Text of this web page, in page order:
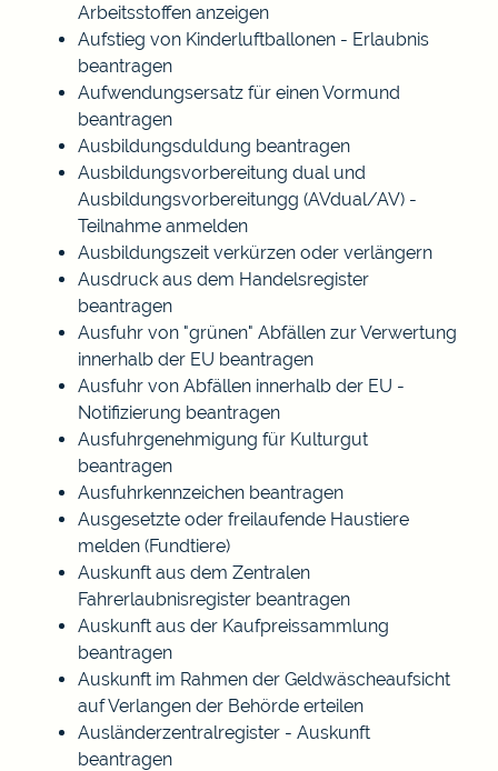
Arbeitsstoffen anzeigen
Aufstieg von Kinderluftballonen - Erlaubnis
beantragen
Aufwendungsersatz für einen Vormund
beantragen
Ausbildungsduldung beantragen
Ausbildungsvorbereitung dual und
Ausbildungsvorbereitungg (AVdual/AV) -
Teilnahme anmelden
Ausbildungszeit verkürzen oder verlängern
Ausdruck aus dem Handelsregister
beantragen
Ausfuhr von "grünen" Abfällen zur Verwertung
innerhalb der EU beantragen
Ausfuhr von Abfällen innerhalb der EU -
Notifizierung beantragen
Ausfuhrgenehmigung für Kulturgut
beantragen
Ausfuhrkennzeichen beantragen
Ausgesetzte oder freilaufende Haustiere
melden (Fundtiere)
Auskunft aus dem Zentralen
Fahrerlaubnisregister beantragen
Auskunft aus der Kaufpreissammlung
beantragen
Auskunft im Rahmen der Geldwäscheaufsicht
auf Verlangen der Behörde erteilen
Ausländerzentralregister - Auskunft
beantragen